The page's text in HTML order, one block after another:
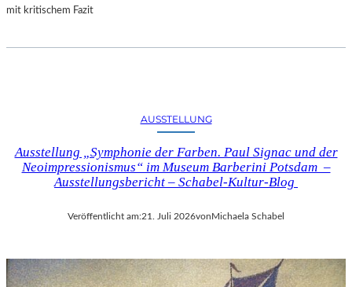
mit kritischem Fazit
AUSSTELLUNG
Ausstellung „Symphonie der Farben. Paul Signac und der
Neoimpressionismus“ im Museum Barberini Potsdam –
Ausstellungsbericht – Schabel-Kultur-Blog
Veröffentlicht am:21. Juli 2026vonMichaela Schabel